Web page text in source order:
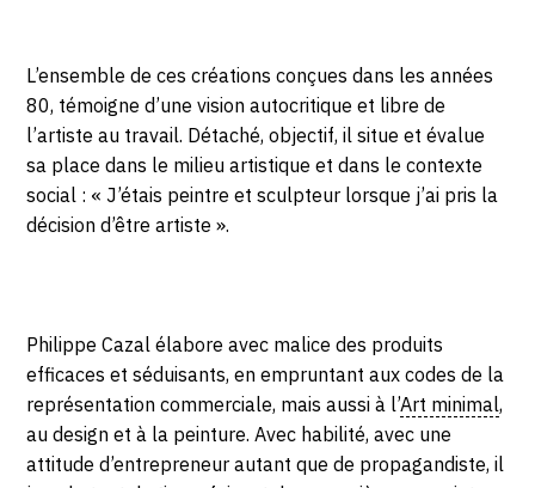
L’ensemble de ces créations conçues dans les années
80, témoigne d’une vision autocritique et libre de
l’artiste au travail. Détaché, objectif, il situe et évalue
sa place dans le milieu artistique et dans le contexte
social : « J’étais peintre et sculpteur lorsque j’ai pris la
décision d’être artiste ».
Philippe Cazal élabore avec malice des produits
efficaces et séduisants, en empruntant aux codes de la
représentation commerciale, mais aussi à l’Art minimal,
au design et à la peinture. Avec habilité, avec une
attitude d’entrepreneur autant que de propagandiste, il